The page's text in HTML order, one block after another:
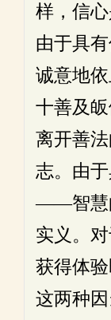
样，信
由于具
诚意地
十善及
离开善
志。由
——智慧
实义。
获得体
这两种